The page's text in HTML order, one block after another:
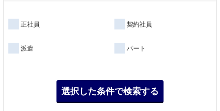
正社員 契約社員
派遣 パート